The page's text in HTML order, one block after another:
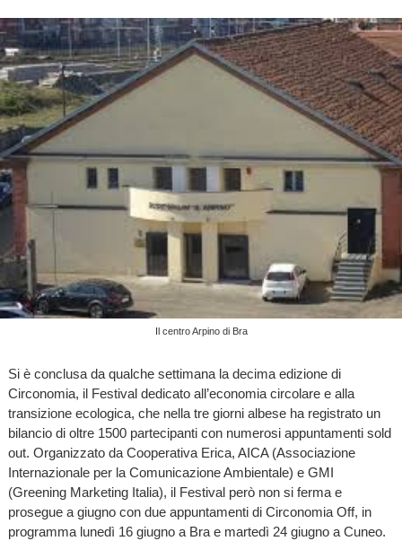
Il centro Arpino di Bra
Si è conclusa da qualche settimana la decima edizione di
Circonomia, il Festival dedicato all’economia circolare e alla
transizione ecologica, che nella tre giorni albese ha registrato un
bilancio di oltre 1500 partecipanti con numerosi appuntamenti sold
out. Organizzato da Cooperativa Erica, AICA (Associazione
Internazionale per la Comunicazione Ambientale) e GMI
(Greening Marketing Italia), il Festival però non si ferma e
prosegue a giugno con due appuntamenti di Circonomia Off, in
programma lunedì 16 giugno a Bra e martedì 24 giugno a Cuneo.